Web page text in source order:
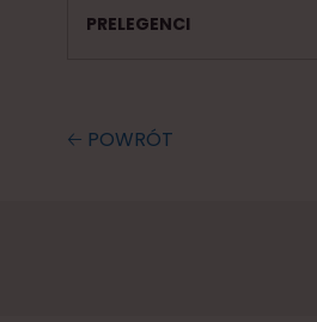
PRELEGENCI
🡠 POWRÓT